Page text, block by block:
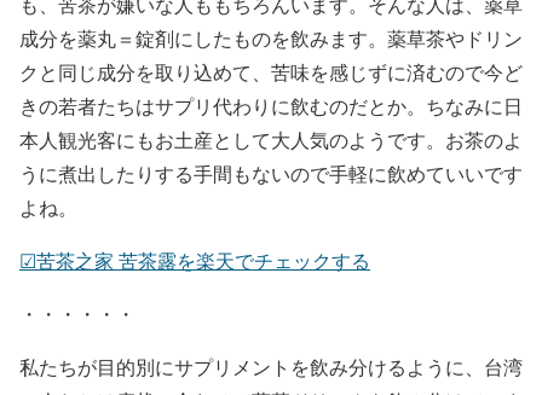
成分を薬丸＝錠剤にしたものを飲みます。薬草茶やドリン
クと同じ成分を取り込めて、苦味を感じずに済むので今ど
きの若者たちはサプリ代わりに飲むのだとか。ちなみに日
本人観光客にもお土産として大人気のようです。お茶のよ
うに煮出したりする手間もないので手軽に飲めていいです
よね。
☑︎苦茶之家 苦茶露を楽天でチェックする
・・・・・・
私たちが目的別にサプリメントを飲み分けるように、台湾